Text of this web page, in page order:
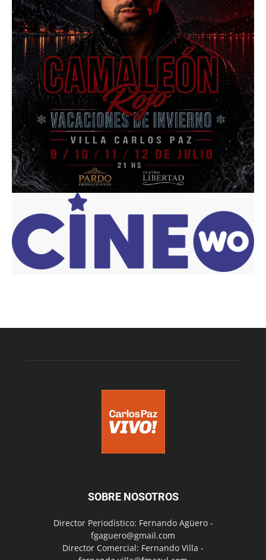
SOBRE NOSOTROS
Director Periodístico: Fernando Agüero -
fgaguero@gmail.com
Director Comercial: Fernando Villa -